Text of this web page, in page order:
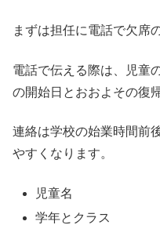
まずは担任に電話で欠席
電話で伝える際は、児童
の開始日とおおよその復
連絡は学校の始業時間前
やすくなります。
児童名
学年とクラス